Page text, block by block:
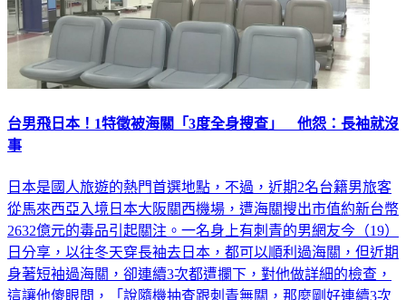
台男飛日本！1特徵被海關「3度全身搜查」 他怨：長袖就沒
事
日本是國人旅遊的熱門首選地點，不過，近期2名台籍男旅客
從馬來西亞入境日本大阪關西機場，遭海關搜出市值約新台幣
2632億元的毒品引起關注。一名身上有刺青的男網友今（19）
日分享，以往冬天穿長袖去日本，都可以順利過海關，但近期
身著短袖過海關，卻連續3次都遭攔下，對他做詳細的檢查，
這讓他傻眼問，「說隨機抽查跟刺青無關，那麼剛好連續3次